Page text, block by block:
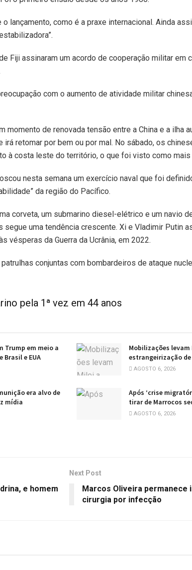
lançamento, como é a praxe internacional. Ainda
Fiji assinaram um acordo de cooperação militar em
com o aumento de atividade militar
momento de renovada tensão entre a China e a ilha
retomar por bem ou por mal. No sábado, os
à costa leste do território, o que foi visto como mais
nesta semana um exercício naval que foi
da região do Pacífico.
corveta, um submarino diesel-elétrico e um navio
segue uma tendência crescente. Xi e Vladimir Putin
vésperas da Guerra da Ucrânia, em 2022.
conjuntas com bombardeiros de ataque
pela 1ª vez em 44 anos
Trump em meio a
e EUA
Mobilizações
estrangeirização
AGOSTO 6, 2026
era alvo de
mídia
Após ‘crise
tirar de Marrocos
AGOSTO 6, 2026
e homem
Next Post
Marcos Oliveira permanece
cirurgia por infecção